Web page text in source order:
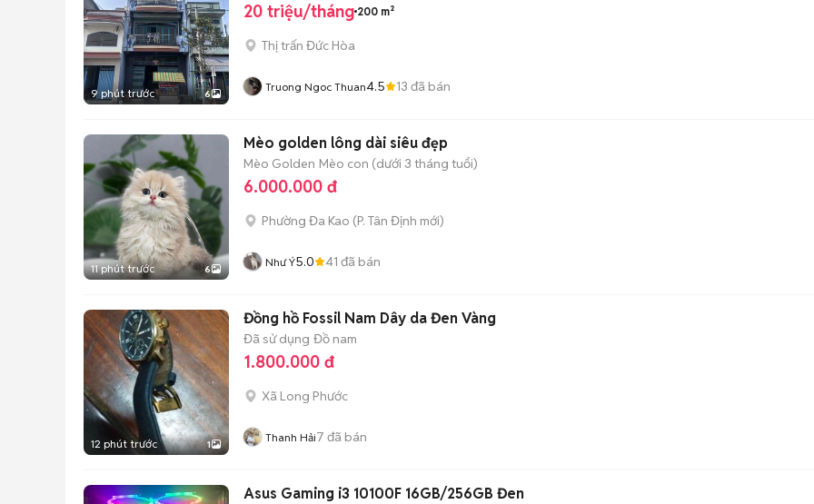
9 phút trước 6
20 triệu/tháng 200 m²
Thị trấn Đức Hòa
Truong Ngoc Thuan4.5 13 đã bán
11 phút trước 6
Mèo golden lông dài siêu đẹp
Mèo Golden Mèo con (dưới 3 tháng tuổi)
6.000.000 đ
Phường Đa Kao (P. Tân Định mới)
Như Ý5.0 41 đã bán
12 phút trước 1
Đồng hồ Fossil Nam Dây da Đen Vàng
Đã sử dụng Đồ nam
1.800.000 đ
Xã Long Phước
Thanh Hải7 đã bán
Asus Gaming i3 10100F 16GB/256GB Đen